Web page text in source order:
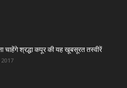
चाहेंगे श्रद्धा कपूर की यह खूबसूरत तस्वीरें
2017